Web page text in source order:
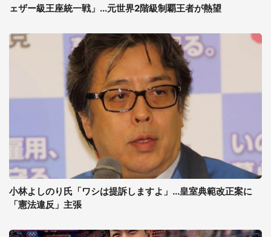
ェザー級王座統一戦」...元世界2階級制覇王者が熱望
小林よしのり氏「ワシは提訴しますよ」...皇室典範改正案に
「憲法違反」主張